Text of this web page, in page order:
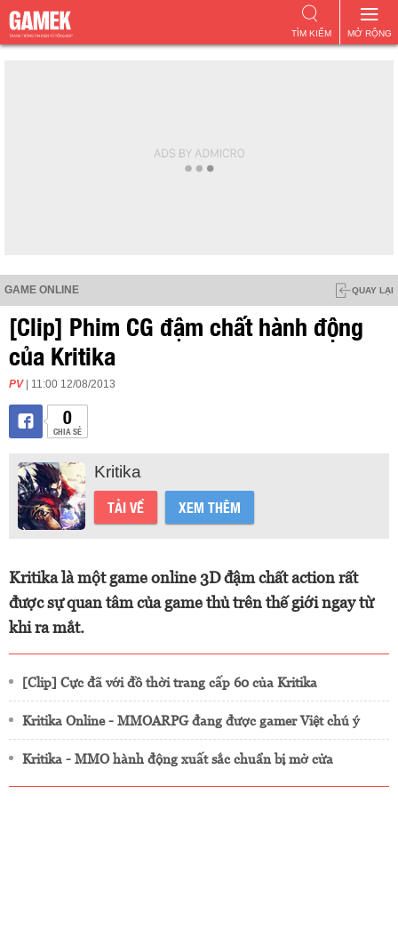
MỞ RỘNG
TÌM KIẾM
GAME ONLINE QUAY LẠI
[Clip] Phim CG đậm chất hành động
của Kritika
PV | 11:00 12/08/2013
0
CHIA SẺ
Kritika
TẢI VỀ XEM THÊM
Kritika là một game online 3D đậm chất action rất
được sự quan tâm của game thủ trên thế giới ngay từ
khi ra mắt.
[Clip] Cực đã với đồ thời trang cấp 60 của Kritika
Kritika Online - MMOARPG đang được gamer Việt chú ý
Kritika - MMO hành động xuất sắc chuẩn bị mở cửa